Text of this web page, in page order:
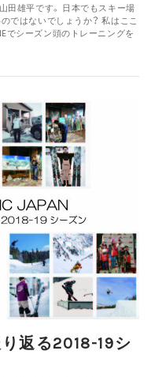
田雄平です。 日本でもスキー場
ではないでしょうか？ 私はここ
でシーズン頭のトレーニングを
返る2018-19シ